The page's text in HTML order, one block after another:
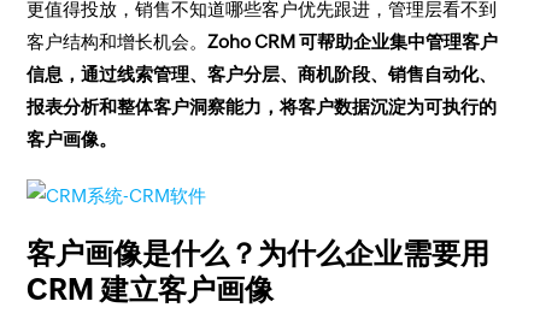
更值得投放，销售不知道哪些客户优先跟进，管理层看不到
客户结构和增长机会。Zoho CRM 可帮助企业集中管理客户
信息，通过线索管理、客户分层、商机阶段、销售自动化、
报表分析和整体客户洞察能力，将客户数据沉淀为可执行的
客户画像。
客户画像是什么？为什么企业需要用
CRM 建立客户画像